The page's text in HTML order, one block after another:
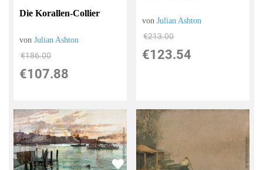
Die Korallen-Collier
vonJulian Ashton
€186.00
€107.88
vonJulian Ashton
€213.00
€123.54